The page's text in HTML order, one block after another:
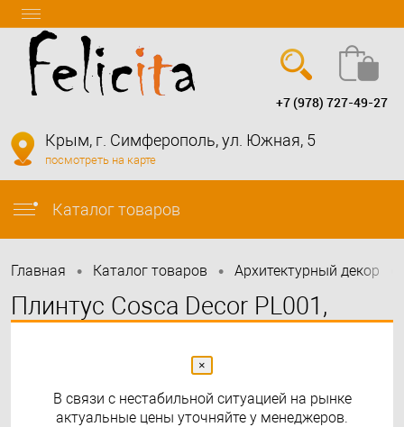
info@felicita-crimea.ru
+7 (978) 727-49-27
Крым, г. Симферополь, ул. Южная, 5
посмотреть на карте
Каталог товаров
Главная • Каталог товаров • Архитектурный декор
Плинтус Cosca Decor PL001,
×
В связи с нестабильной ситуацией на рынке
актуальные цены уточняйте у менеджеров.